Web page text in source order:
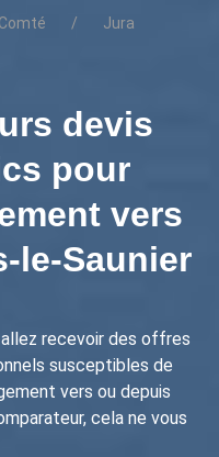
Jura
devis
pour
vers
le-Saunier
recevoir des offres
susceptibles de
vers ou depuis
cela ne vous